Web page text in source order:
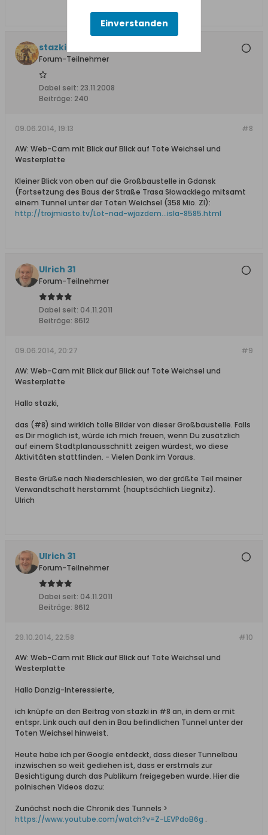
stazki
Forum-Teilnehmer
Dabei seit: 23.11.2008
Beiträge: 240
#8
09.06.2014, 19:13
AW: Web-Cam mit Blick auf Blick auf Tote Weichsel und
Westerplatte
Kleiner Blick von oben auf die Großbaustelle in Gdansk
(Fortsetzung des Baus der Straße Trasa Słowackiego mitsamt
einem Tunnel unter der Toten Weichsel (358 Mio. Zl):
http://trojmiasto.tv/Lot-nad-wjazdem...isla-8585.html
Ulrich 31
Forum-Teilnehmer
Dabei seit: 04.11.2011
Beiträge: 8612
#9
09.06.2014, 20:27
AW: Web-Cam mit Blick auf Blick auf Tote Weichsel und
Westerplatte
Hallo stazki,
das (#8) sind wirklich tolle Bilder von dieser Großbaustelle. Falls
es Dir möglich ist, würde ich mich freuen, wenn Du zusätzlich
auf einem Stadtplanausschnitt zeigen würdest, wo diese
Aktivitäten stattfinden. - Vielen Dank im Voraus.
Beste Grüße nach Niederschlesien, wo der größte Teil meiner
Verwandtschaft herstammt (hauptsächlich Liegnitz).
Ulrich
Ulrich 31
Forum-Teilnehmer
Dabei seit: 04.11.2011
Beiträge: 8612
#10
29.10.2014, 22:58
AW: Web-Cam mit Blick auf Blick auf Tote Weichsel und
Westerplatte
Hallo Danzig-Interessierte,
ich knüpfe an den Beitrag von stazki in #8 an, in dem er mit
entspr. Link auch auf den in Bau befindlichen Tunnel unter der
Toten Weichsel hinweist.
Heute habe ich per Google entdeckt, dass dieser Tunnelbau
inzwischen so weit gediehen ist, dass er erstmals zur
Besichtigung durch das Publikum freigegeben wurde. Hier die
polnischen Videos dazu:
Zunächst noch die Chronik des Tunnels >
https://www.youtube.com/watch?v=Z-LEVPdoB6g .
Einverstanden